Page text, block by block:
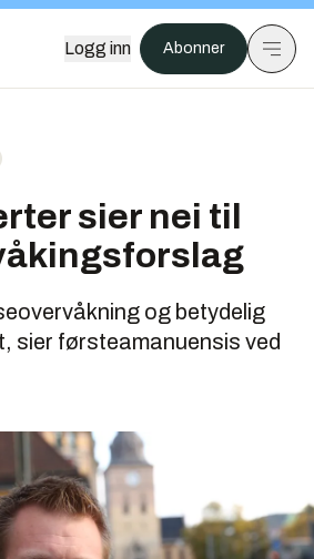
Logg inn Abonner
sier nei til
og betydelig
sier førsteamanuensis ved